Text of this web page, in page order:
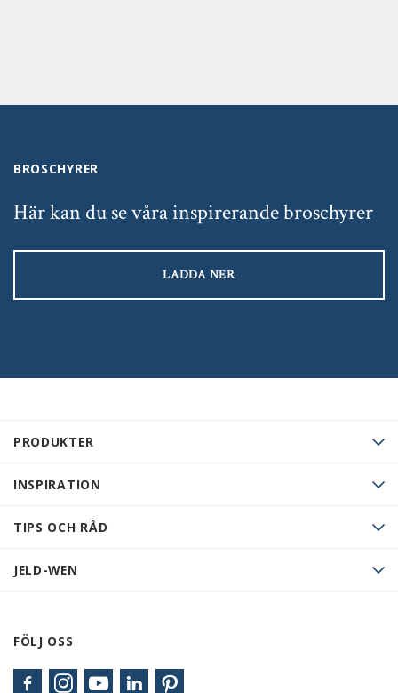
PRODUKTER
INSPIRATION
TIPS OCH RÅD
JELD-WEN
FÖLJ OSS
BROSCHYRER
Här kan du se våra inspirerande broschyrer
LADDA NER